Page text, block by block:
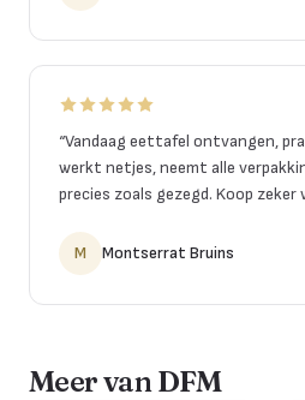
“Vandaag eettafel ontvangen,
werkt netjes, neemt alle
precies zoals gezegd. Koop zeker
M Montserrat Bruins
Meer van DFM